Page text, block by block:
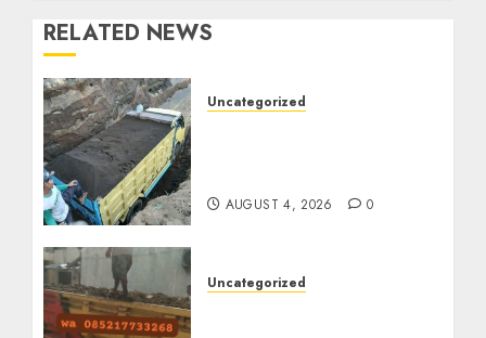
RELATED NEWS
Uncategorized
AUGUST 4, 2026 0
Uncategorized